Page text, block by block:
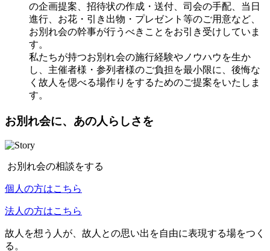
の企画提案、招待状の作成・送付、司会の手配、当日
進行、お花・引き出物・プレゼント等のご用意など、
お別れ会の幹事が行うべきことをお引き受けしていま
す。
私たちが持つお別れ会の施行経験やノウハウを生か
し、主催者様・参列者様のご負担を最小限に、後悔な
く故人を偲べる場作りをするためのご提案をいたしま
す。
お別れ会に、あの人らしさを
お別れ会の相談をする
個人の方はこちら
法人の方はこちら
故人を想う人が、故人との思い出を自由に表現する場をつく
る。